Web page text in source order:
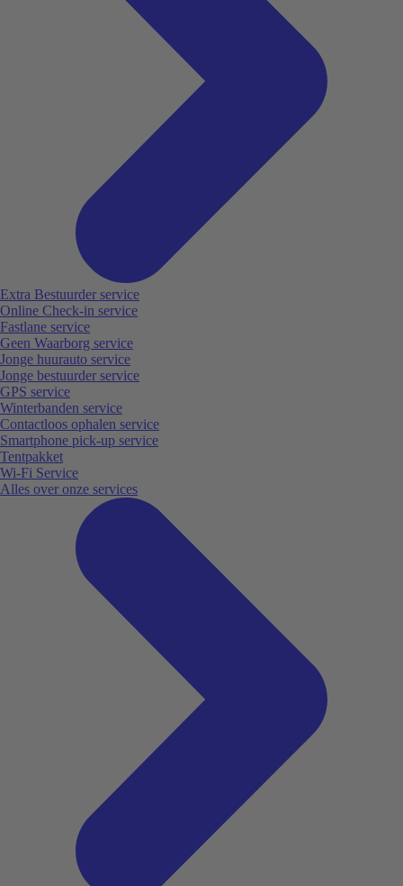
Extra Bestuurder service
Online Check-in service
Fastlane service
Geen Waarborg service
Jonge huurauto service
Jonge bestuurder service
GPS service
Winterbanden service
Contactloos ophalen service
Smartphone pick-up service
Tentpakket
Wi-Fi Service
Alles over onze services